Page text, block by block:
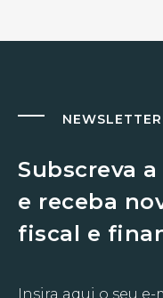
NEWSLETTER
Subscreva
e receba
fiscal e